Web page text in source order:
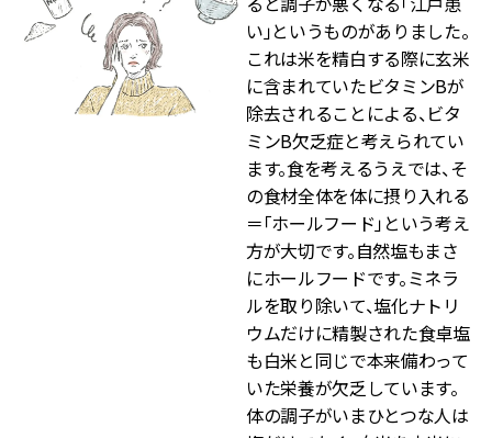
い」というものがありました。
これは米を精白する際に玄米
に含まれていたビタミンBが
除去されることによる、ビタ
ミンB欠乏症と考えられてい
ます。食を考えるうえでは、そ
の食材全体を体に摂り入れる
＝「ホールフード」という考え
方が大切です。自然塩もまさ
にホールフードです。ミネラ
ルを取り除いて、塩化ナトリ
ウムだけに精製された食卓塩
も白米と同じで本来備わって
いた栄養が欠乏しています。
体の調子がいまひとつな人は